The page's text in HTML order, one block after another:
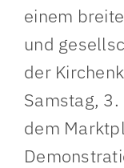
einem
und
der
Samstag,
dem